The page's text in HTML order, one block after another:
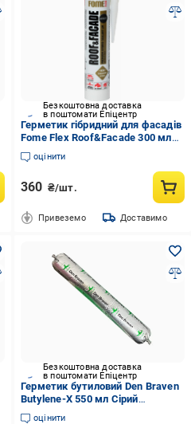
Безкоштовна доставка
в поштомати Епіцентр
Герметик гібридний для фасадів
Fome Flex Roof&Facade 300 мл
Антрацитовий (01-4-2-041)
оцінити
360 ₴/шт.
Привеземо Доставимо
Безкоштовна доставка
в поштомати Епіцентр
Герметик бутиловий Den Braven
Butylene-X 550 мл Сірий
(31066448)
оцінити